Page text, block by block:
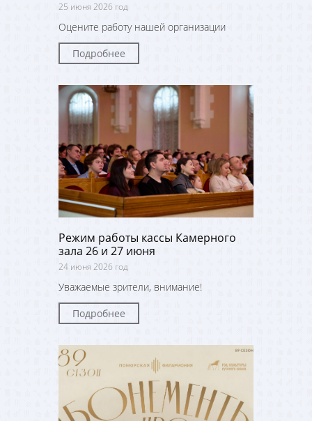
25 июня 2026 год
Оцените работу нашей организации
Подробнее
Режим работы кассы Камерного
зала 26 и 27 июня
24 июня 2026 год
Уважаемые зрители, внимание!
Подробнее